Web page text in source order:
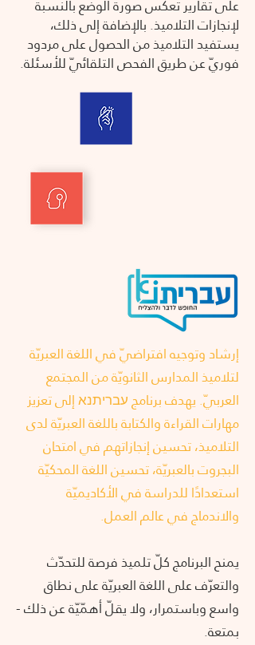
على تقارير تعكس صورة الوضع بالنسبة
لإنجازات التلاميذ. بالإضافة إلى ذلك،
يستفيد التلاميذ من الحصول على مردود
فوريّ عن طريق الفحص التلقائيّ للأسئلة.
إرشاد وتوجيه افتراضيّ في اللغة العبريّة
لتلاميذ المدارس الثانويّة من المجتمع
العربيّ. يهدف برنامج עבריתנא إلى تعزيز
مهارات القراءة والكتابة باللغة العبريّة لدى
التلاميذ، تحسين إنجازاتهم في امتحان
البجروت بالعبريّة، تحسين اللغة المحكيّة
استعدادًا للدراسة في الأكاديميّة
والاندماج في عالم العمل.
يمنح البرنامج كلّ تلميذ فرصة للتحدّث
والتعرّف على اللغة العبريّة على نطاق
واسع وباستمرار، ولا يقلّ أهمّيّة عن ذلك -
بمتعة.